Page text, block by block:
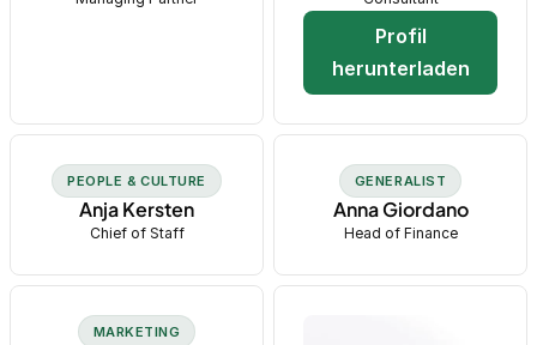
Profil
herunterladen
PEOPLE & CULTURE
Anja Kersten
Chief of Staff
GENERALIST
Anna Giordano
Head of Finance
MARKETING